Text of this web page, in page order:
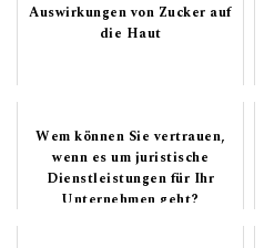
Auswirkungen von Zucker auf
die Haut
Wem können Sie vertrauen,
wenn es um juristische
Dienstleistungen für Ihr
Unternehmen geht?